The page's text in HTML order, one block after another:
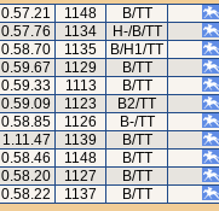
0.57.21 1148
B/TT
0.57.76 1134
H-/B/TT
0.58.70 1135
B/H1/TT
0.59.67 1129
B/TT
0.59.33 1113
B/TT
0.59.09 1123
B2/TT
0.58.85 1126
B-/TT
1.11.47 1139
B/TT
0.58.46 1148
B/TT
0.58.20 1127
B/TT
0.58.22 1137
B/TT